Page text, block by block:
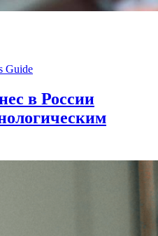
Guide
в России